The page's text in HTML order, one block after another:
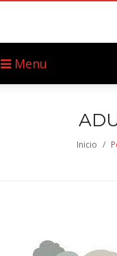
Menu
Inicio /